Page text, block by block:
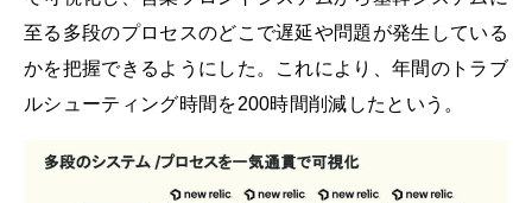
至る多段のプロセスのどこで遅延や問題が発生している
かを把握できるようにした。これにより、年間のトラブ
ルシューティング時間を200時間削減したという。